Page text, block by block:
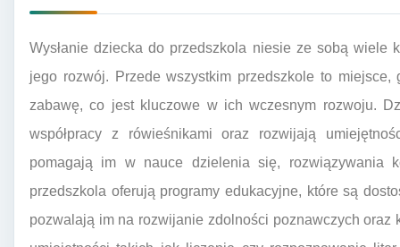
Wysłanie dziecka do przedszkola niesie ze sobą wiele
jego rozwój. Przede wszystkim przedszkole to
zabawę, co jest kluczowe w ich wczesnym rozwoju.
współpracy z rówieśnikami oraz rozwijają
pomagają im w nauce dzielenia się, rozwiązywania
przedszkola oferują programy edukacyjne, które są
pozwalają im na rozwijanie zdolności poznawczych